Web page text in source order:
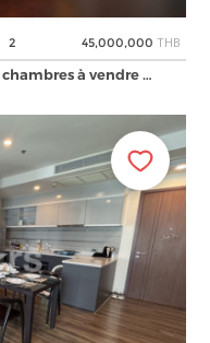
2 45,000,000 THB
à vendre …